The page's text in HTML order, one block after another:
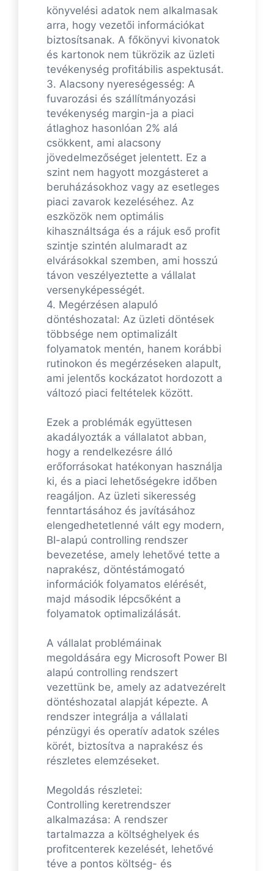
könyvelési adatok nem alkalmasak
arra, hogy vezetői információkat
biztosítsanak. A főkönyvi kivonatok
és kartonok nem tükrözik az üzleti
tevékenység profitábilis aspektusát.
3. Alacsony nyereségesség: A
fuvarozási és szállítmányozási
tevékenység margin-ja a piaci
átlaghoz hasonlóan 2% alá
csökkent, ami alacsony
jövedelmezőséget jelentett. Ez a
szint nem hagyott mozgásteret a
beruházásokhoz vagy az esetleges
piaci zavarok kezeléséhez. Az
eszközök nem optimális
kihasználtsága és a rájuk eső profit
szintje szintén alulmaradt az
elvárásokkal szemben, ami hosszú
távon veszélyeztette a vállalat
versenyképességét.
4. Megérzésen alapuló
döntéshozatal: Az üzleti döntések
többsége nem optimalizált
folyamatok mentén, hanem korábbi
rutinokon és megérzéseken alapult,
ami jelentős kockázatot hordozott a
változó piaci feltételek között.
Ezek a problémák együttesen
akadályozták a vállalatot abban,
hogy a rendelkezésre álló
erőforrásokat hatékonyan használja
ki, és a piaci lehetőségekre időben
reagáljon. Az üzleti sikeresség
fenntartásához és javításához
elengedhetetlenné vált egy modern,
BI-alapú controlling rendszer
bevezetése, amely lehetővé tette a
naprakész, döntéstámogató
információk folyamatos elérését,
majd második lépcsőként a
folyamatok optimalizálását.
A vállalat problémáinak
megoldására egy Microsoft Power BI
alapú controlling rendszert
vezettünk be, amely az adatvezérelt
döntéshozatal alapját képezte. A
rendszer integrálja a vállalati
pénzügyi és operatív adatok széles
körét, biztosítva a naprakész és
részletes elemzéseket.
Megoldás részletei:
Controlling keretrendszer
alkalmazása: A rendszer
tartalmazza a költséghelyek és
profitcenterek kezelését, lehetővé
téve a pontos költség- és